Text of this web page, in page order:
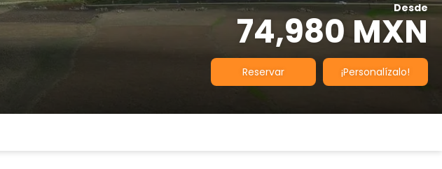
Desde
74,980 MXN
Reservar ¡Personalízalo!